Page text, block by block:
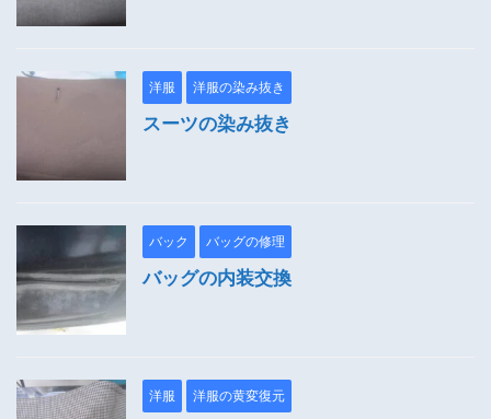
洋服 洋服の染み抜き
スーツの染み抜き
バック バッグの修理
バッグの内装交換
洋服 洋服の黄変復元